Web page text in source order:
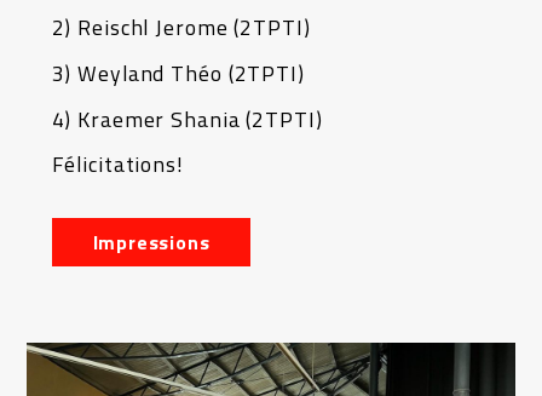
2) Reischl Jerome (2TPTI)
3) Weyland Théo (2TPTI)
4) Kraemer Shania (2TPTI)
Félicitations!
Impressions